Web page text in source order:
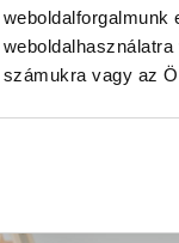
weboldalforgalmunk
számukra vagy az
Tetszett a cikk?
Építkezel, vagy éppen